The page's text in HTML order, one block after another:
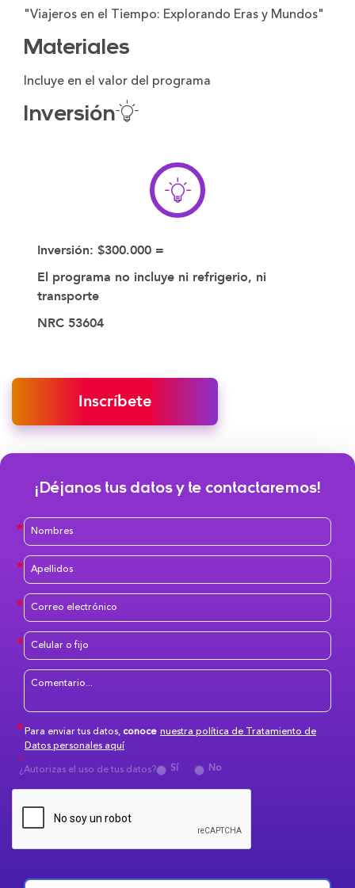
"Viajeros en el Tiempo: Explorando Eras y Mundos"
Materiales
Incluye en el valor del programa
Inversión
Inversión: $300.000 =
El programa no incluye ni refrigerio, ni
transporte
NRC 53604
Inscríbete
¡Déjanos tus datos y te contactaremos!
Para enviar tus datos,conoce nuestra política de Tratamiento de
Datos personales aquí
¿Autorizas el uso de tus datos?
Sí No